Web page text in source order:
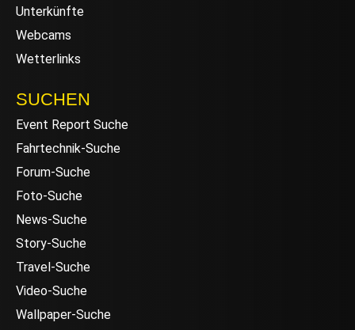
Unterkünfte
Webcams
Wetterlinks
SUCHEN
Event Report Suche
Fahrtechnik-Suche
Forum-Suche
Foto-Suche
News-Suche
Story-Suche
Travel-Suche
Video-Suche
Wallpaper-Suche